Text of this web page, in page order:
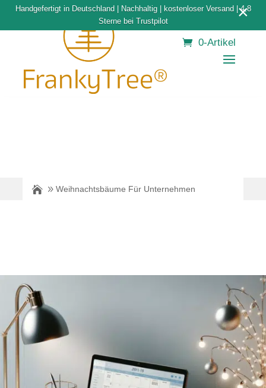
Handgefertigt in Deutschland | Nachhaltig | kostenloser Versand | 4,8
Sterne bei Trustpilot
×
0-Artikel
Weihnachtsbäume Für Unternehmen